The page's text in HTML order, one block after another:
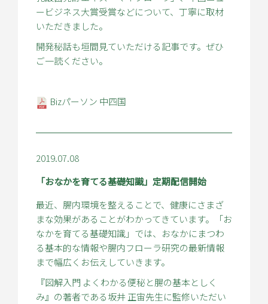
ービジネス大賞受賞などについて、丁寧に取材
いただきました。
開発秘話も垣間見ていただける記事です。ぜひ
ご一読ください。
Bizパーソン 中四国
2019.07.08
「おなかを育てる基礎知識」定期配信開始
最近、腸内環境を整えることで、健康にさまざ
まな効果があることがわかってきています。「お
なかを育てる基礎知識」では、おなかにまつわ
る基本的な情報や腸内フローラ研究の最新情報
まで幅広くお伝えしていきます。
『図解入門 よくわかる便秘と腸の基本としく
み』の著者である坂井 正宙先生に監修いただい